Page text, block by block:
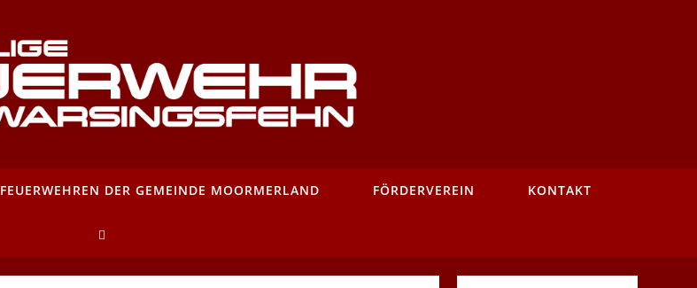
FEUERWEHREN DER GEMEINDE MOORMERLAND FÖRDERVEREIN KONTAKT
WEBSITE-
SUCHE